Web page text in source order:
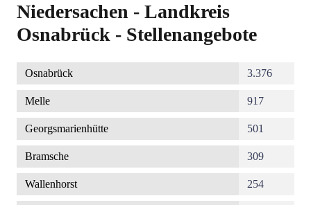
Niedersachen - Landkreis
Osnabrück - Stellenangebote
Osnabrück 3.376
Melle 917
Georgsmarienhütte 501
Bramsche 309
Wallenhorst 254